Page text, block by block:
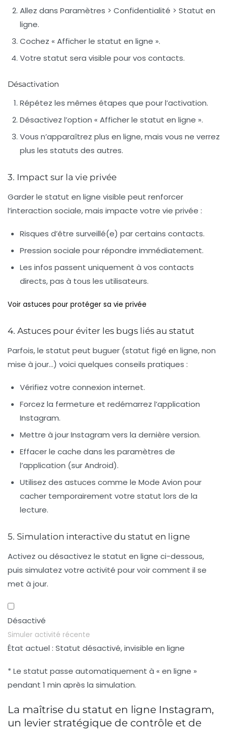
Allez dans Paramètres > Confidentialité > Statut en
ligne.
Cochez « Afficher le statut en ligne ».
Votre statut sera visible pour vos contacts.
Désactivation
Répétez les mêmes étapes que pour l’activation.
Désactivez l’option « Afficher le statut en ligne ».
Vous n’apparaîtrez plus en ligne, mais vous ne verrez
plus les statuts des autres.
3. Impact sur la vie privée
Garder le statut en ligne visible peut renforcer
l’interaction sociale, mais impacte votre vie privée :
Risques d’être surveillé(e) par certains contacts.
Pression sociale pour répondre immédiatement.
Les infos passent uniquement à vos contacts
directs, pas à tous les utilisateurs.
Voir astuces pour protéger sa vie privée
4. Astuces pour éviter les bugs liés au statut
Parfois, le statut peut buguer (statut figé en ligne, non
mise à jour…) voici quelques conseils pratiques :
Vérifiez votre connexion internet.
Forcez la fermeture et redémarrez l’application
Instagram.
Mettre à jour Instagram vers la dernière version.
Effacer le cache dans les paramètres de
l’application (sur Android).
Utilisez des astuces comme le Mode Avion pour
cacher temporairement votre statut lors de la
lecture.
5. Simulation interactive du statut en ligne
Activez ou désactivez le statut en ligne ci-dessous,
puis simulatez votre activité pour voir comment il se
met à jour.
Désactivé
Simuler activité récente
État actuel : Statut désactivé, invisible en ligne
* Le statut passe automatiquement à « en ligne »
pendant 1 min après la simulation.
La maîtrise du statut en ligne Instagram,
un levier stratégique de contrôle et de